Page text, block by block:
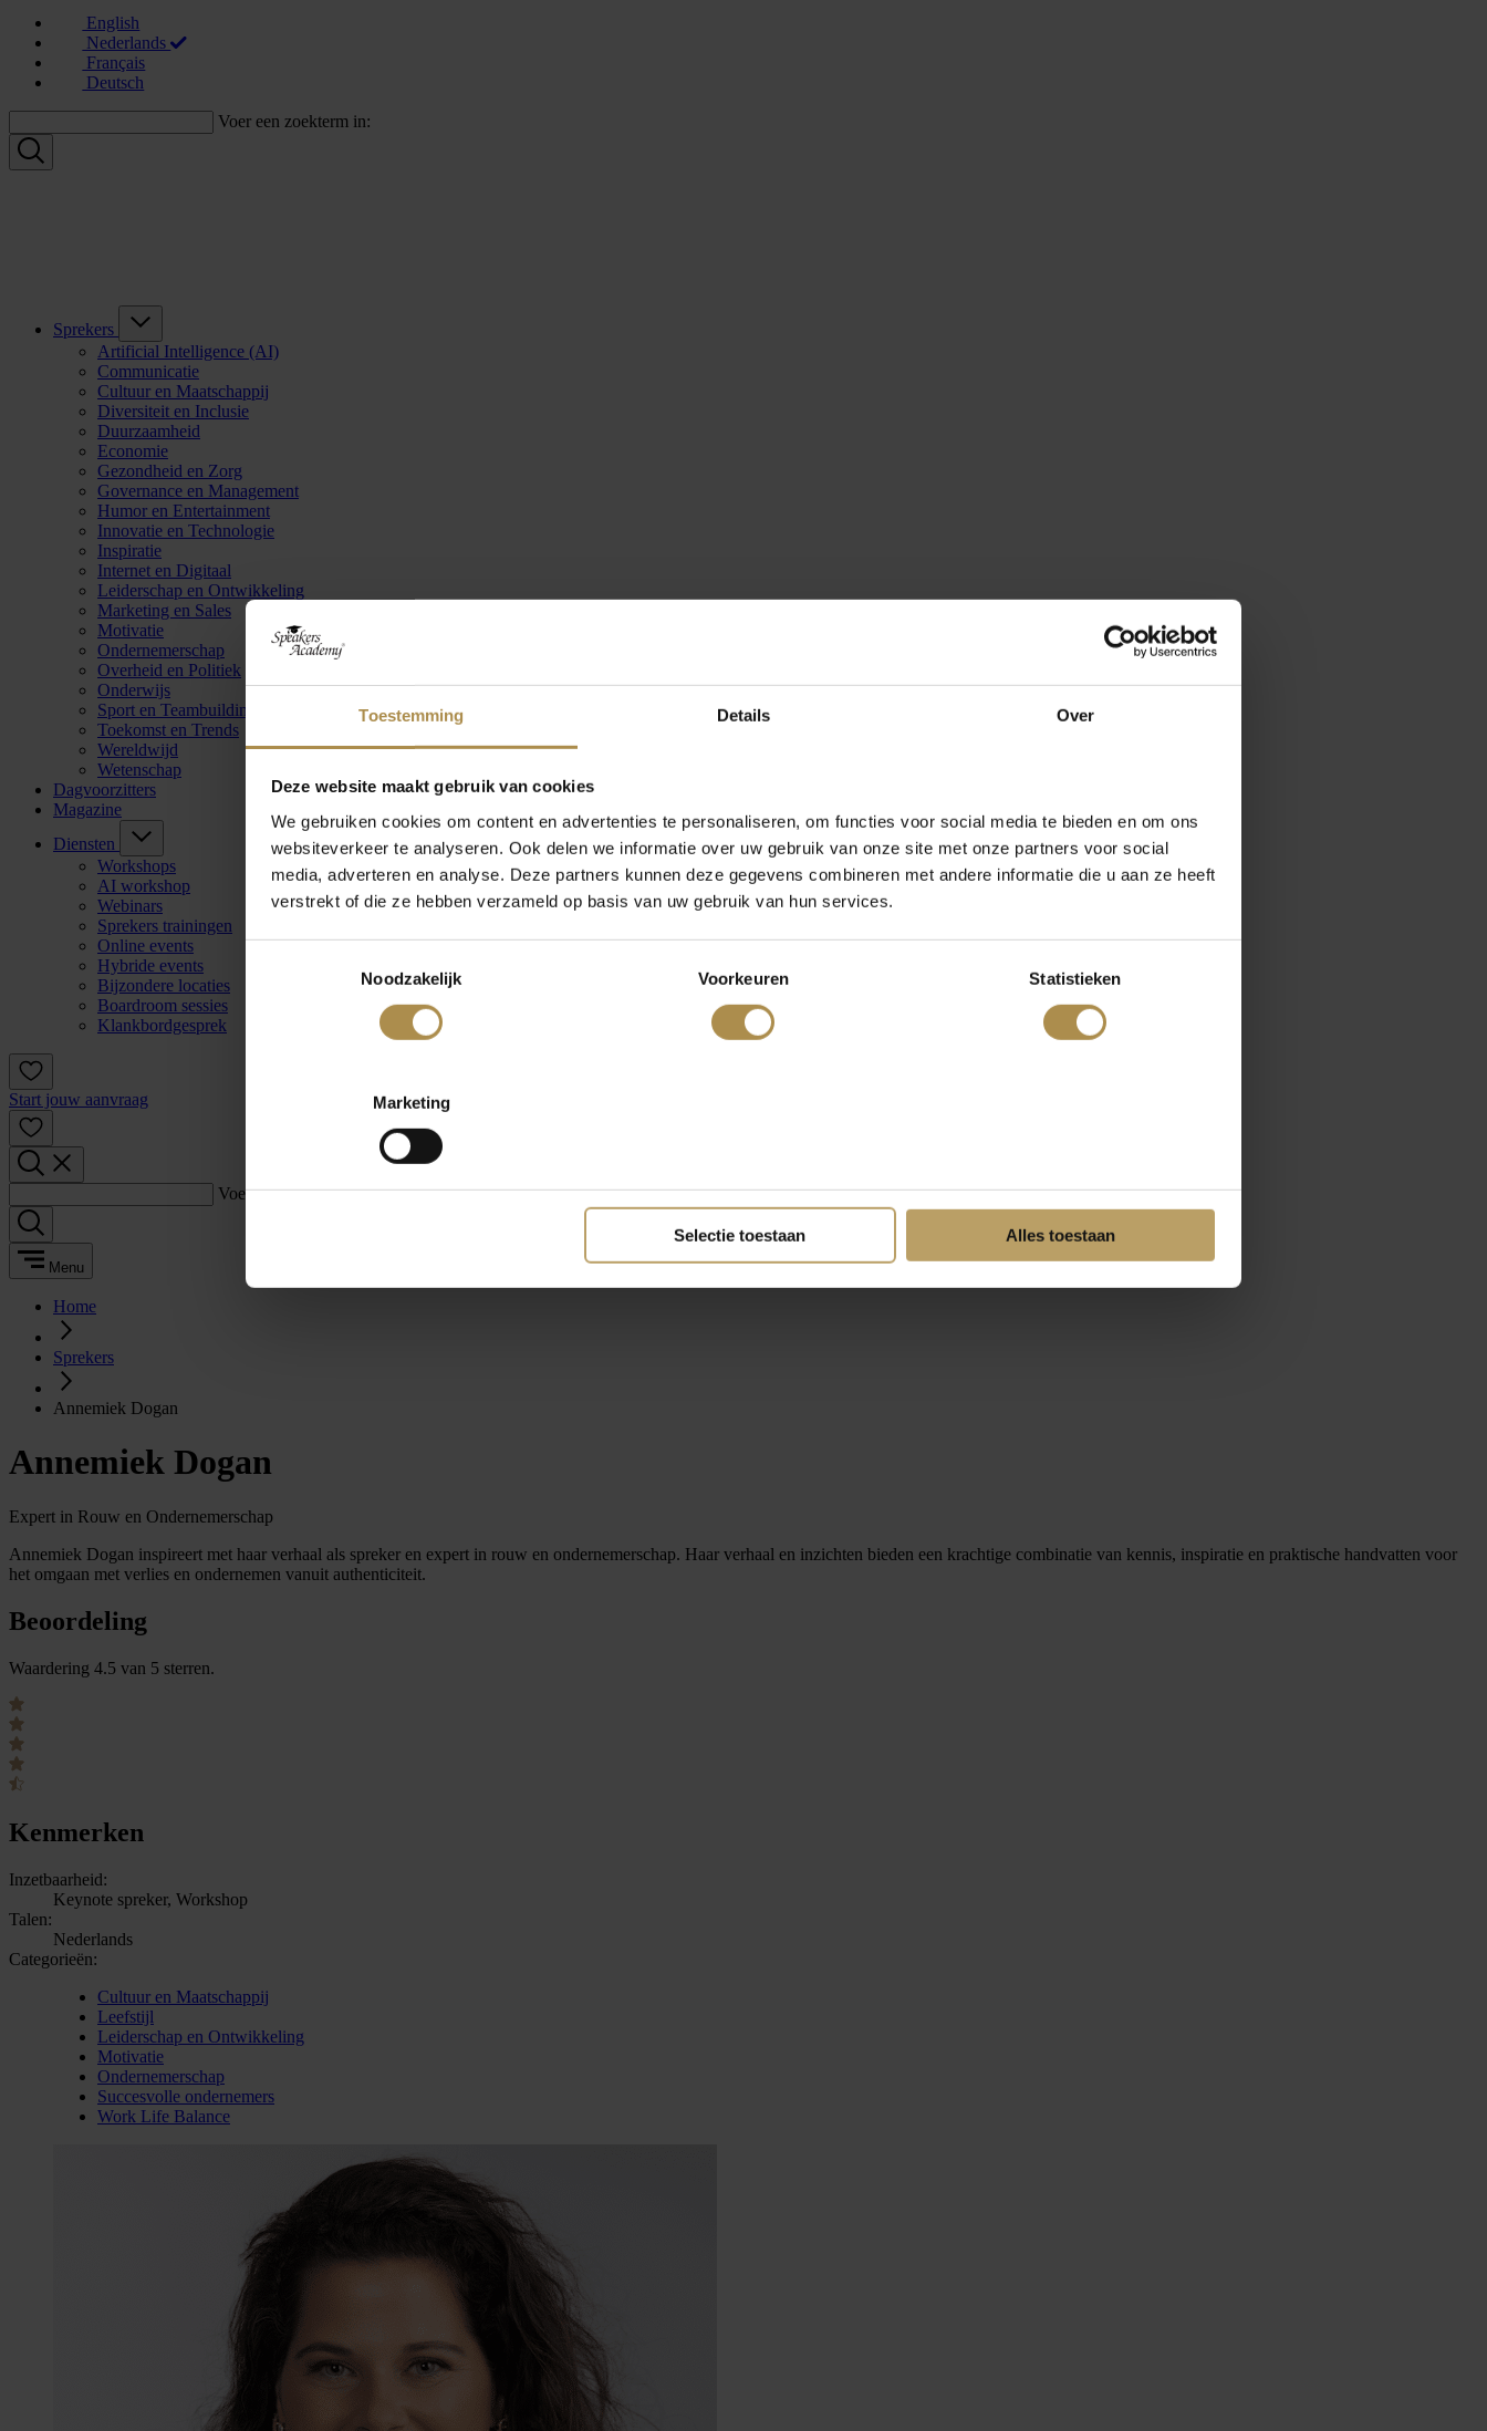
Toestemming Details Over
Deze website maakt gebruik van cookies
We gebruiken cookies om content en advertenties te personaliseren, om functies voor social media te bieden en om ons
websiteverkeer te analyseren. Ook delen we informatie over uw gebruik van onze site met onze partners voor social
media, adverteren en analyse. Deze partners kunnen deze gegevens combineren met andere informatie die u aan ze heeft
verstrekt of die ze hebben verzameld op basis van uw gebruik van hun services.
Noodzakelijk
Voorkeuren Statistieken
Marketing
Selectie toestaan Alles toestaan
English
Nederlands
Français
Deutsch
Voer een zoekterm in:
Sprekers
Artificial Intelligence (AI)
Communicatie
Cultuur en Maatschappij
Diversiteit en Inclusie
Duurzaamheid
Economie
Gezondheid en Zorg
Governance en Management
Humor en Entertainment
Innovatie en Technologie
Inspiratie
Internet en Digitaal
Leiderschap en Ontwikkeling
Marketing en Sales
Motivatie
Ondernemerschap
Overheid en Politiek
Onderwijs
Sport en Teambuilding
Toekomst en Trends
Wereldwijd
Wetenschap
Dagvoorzitters
Magazine
Diensten
Workshops
AI workshop
Webinars
Sprekers trainingen
Online events
Hybride events
Bijzondere locaties
Boardroom sessies
Klankbordgesprek
Start jouw aanvraag
Voer een zoekterm in:
Menu
Home
Sprekers
Annemiek Dogan
Annemiek Dogan
Expert in Rouw en Ondernemerschap
Annemiek Dogan inspireert met haar verhaal als spreker en expert in rouw en ondernemerschap. Haar verhaal en inzichten bieden een krachtige combinatie van kennis, inspiratie en praktische handvatten voor
het omgaan met verlies en ondernemen vanuit authenticiteit.
Beoordeling
Waardering 4.5 van 5 sterren.
Kenmerken
Inzetbaarheid:
Keynote spreker, Workshop
Talen:
Nederlands
Categorieën:
Cultuur en Maatschappij
Leefstijl
Leiderschap en Ontwikkeling
Motivatie
Ondernemerschap
Succesvolle ondernemers
Work Life Balance